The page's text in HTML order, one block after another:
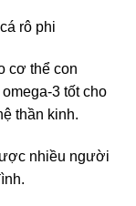
rô phi
cơ thể con
3 tốt cho
thần kinh.
nhiều người